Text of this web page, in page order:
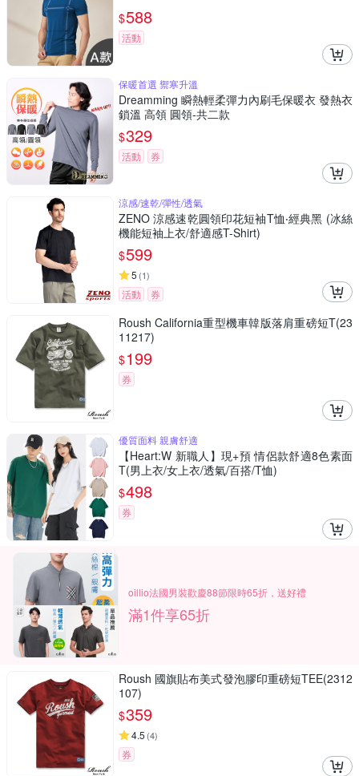
$588
活動
保暖首選 禦寒升溫
Dreamming 瞬熱輕柔彈力內刷毛保暖衣 發熱衣
鎖溫 高領 圓領-共二款
$329
活動 券
涼感/速乾/彈性/透氣
ZENO 涼感速乾圓領印花短袖T恤‧經典黑 (冰絲
機能短袖上衣/舒適感T-Shirt)
$599
5 (1)
活動 券
Roush California重型機車韓版落肩重磅短T(23
11217)
$199
券
優質面料 親膚舒適
【Heart:W 新職人】現+預 情侶款舒適8色素面
T(男上衣/女上衣/透氣/百搭/T恤)
$498
券
oillio法國男裝歡慶88節限時65折，送好禮
滿1件享65折
Roush 國旗貼布美式發泡膠印重磅短TEE(2312
107)
$359
4.5 (4)
券